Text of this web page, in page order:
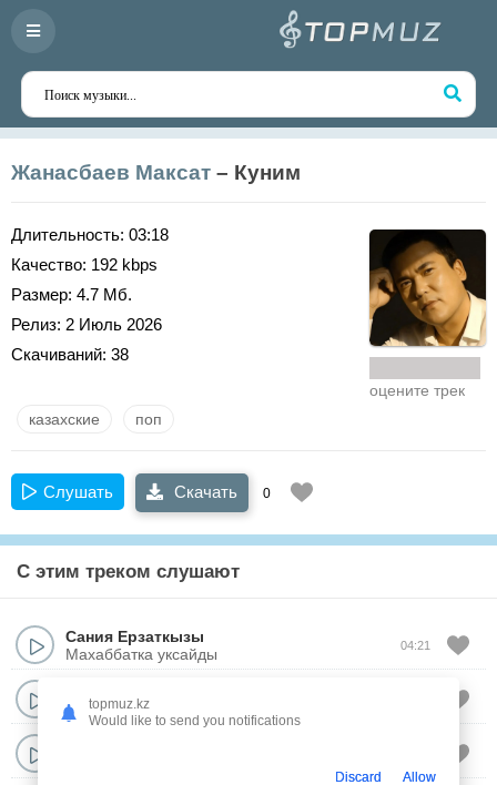
Жанасбаев Максат – Куним
Длительность: 03:18
Качество: 192 kbps
Размер: 4.7 Мб.
Релиз: 2 Июль 2026
Скачиваний: 38
оцените трек
казахские поп
Слушать Скачать 0
С этим треком слушают
Сания Ерзаткызы
Махаббатка уксайды
04:21
АРКАЛЫК - АСКАК МЕКЕНИМ
topmuz.kz
Would like to send you notifications
Discard Allow